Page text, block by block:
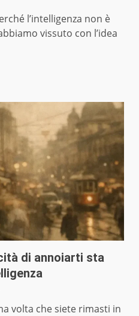
l’intelligenza non è
vissuto con l’idea
di annoiarti sta
volta che siete rimasti in